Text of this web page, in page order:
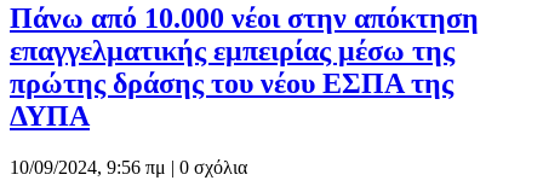
Πάνω από 10.000 νέοι στην απόκτηση
επαγγελματικής εμπειρίας μέσω της
πρώτης δράσης του νέου ΕΣΠΑ της
ΔΥΠΑ
10/09/2024, 9:56 πμ | 0 σχόλια